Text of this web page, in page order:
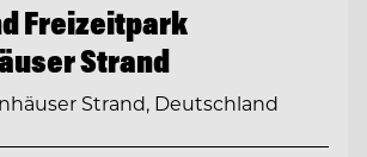
Freizeitpark
Strand
Strand, Deutschland